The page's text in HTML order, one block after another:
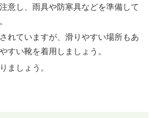
意し、雨具や防寒具などを準備して
れていますが、滑りやすい場所もあ
すい靴を着用しましょう。
ましょう。